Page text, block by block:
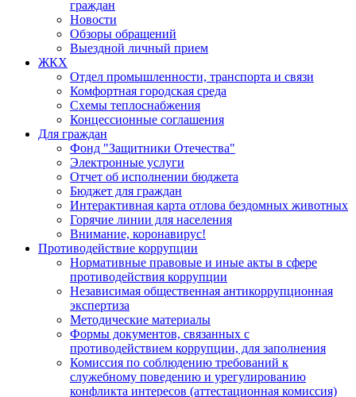
граждан
Новости
Обзоры обращений
Выездной личный прием
ЖКХ
Отдел промышленности, транспорта и связи
Комфортная городская среда
Схемы теплоснабжения
Концессионные соглашения
Для граждан
Фонд "Защитники Отечества"
Электронные услуги
Отчет об исполнении бюджета
Бюджет для граждан
Интерактивная карта отлова бездомных животных
Горячие линии для населения
Внимание, коронавирус!
Противодействие коррупции
Нормативные правовые и иные акты в сфере
противодействия коррупции
Независимая общественная антикоррупционная
экспертиза
Методические материалы
Формы документов, связанных с
противодействием коррупции, для заполнения
Комиссия по соблюдению требований к
служебному поведению и урегулированию
конфликта интересов (аттестационная комиссия)